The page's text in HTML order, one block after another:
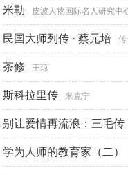
事 华罗庚 松鹰 顾迈男
米勒 皮波人物国际名人研究中
民国大师列传 · 蔡元培
编辑部
茶修 王琼
斯科拉里传 米克宁
别让爱情再流浪：三毛传
什么我们如此想成为三毛
学为人师的教育家（二）